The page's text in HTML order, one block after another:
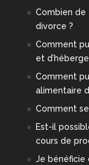
Combien de
divorce ?
Comment
et
Comment
alimentaire
Comment
Est-il
cours de
Je bénéficie